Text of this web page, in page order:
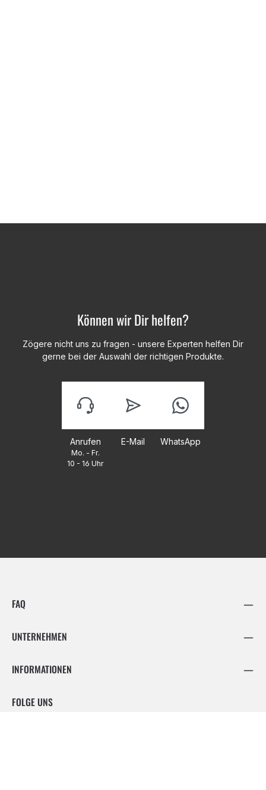
Können wir Dir helfen?
Zögere nicht uns zu fragen - unsere Experten helfen Dir
gerne bei der Auswahl der richtigen Produkte.
Anrufen
Mo. - Fr.
10 - 16 Uhr
E-Mail WhatsApp
FAQ
UNTERNEHMEN
INFORMATIONEN
FOLGE UNS